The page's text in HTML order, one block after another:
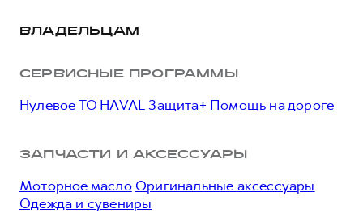
ВЛАДЕЛЬЦАМ
СЕРВИСНЫЕ ПРОГРАММЫ
Нулевое ТО HAVAL Защита+ Помощь на дороге
ЗАПЧАСТИ И АКСЕССУАРЫ
Моторное масло Оригинальные аксессуары
Одежда и сувениры